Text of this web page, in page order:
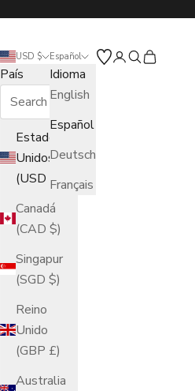
USD $
País
Estados
Unidos
(USD $)
Canadá
(CAD $)
Singapur
(SGD $)
Reino
Unido
(GBP £)
Australia
Español
Idioma
English
Español
Deutsch
Français
Abrir página
AbrirAbrir